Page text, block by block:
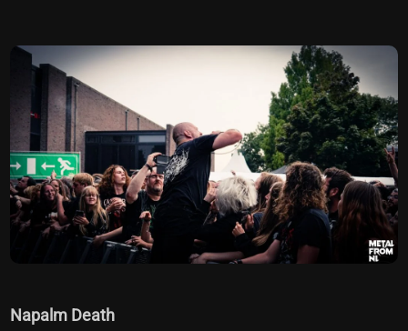
Napalm Death